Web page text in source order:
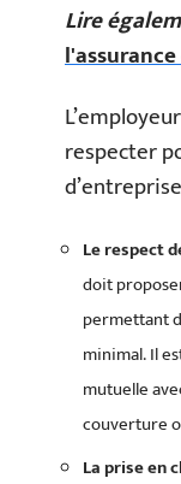
Lire
respecter
Le respect
doit
permettant
minimal. Il
mutuelle
couverture
La prise en